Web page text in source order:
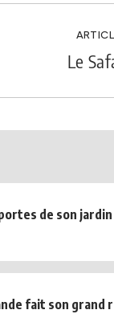
Le
de son
fait son grand